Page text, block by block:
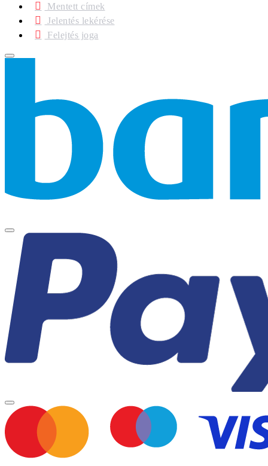
Mentett címek
Jelentés lekérése
Felejtés joga